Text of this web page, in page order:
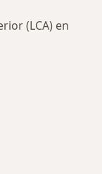
(LCA) en